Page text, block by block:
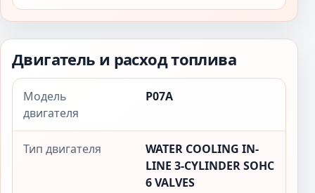
Двигатель и расход топлива
Модель
двигателя
P07A
Тип двигателя
WATER COOLING IN-
LINE 3-CYLINDER SOHC
6 VALVES